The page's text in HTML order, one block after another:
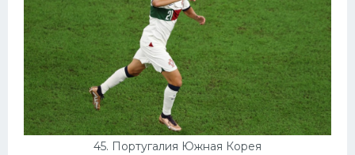
45. Португалия Южная Корея